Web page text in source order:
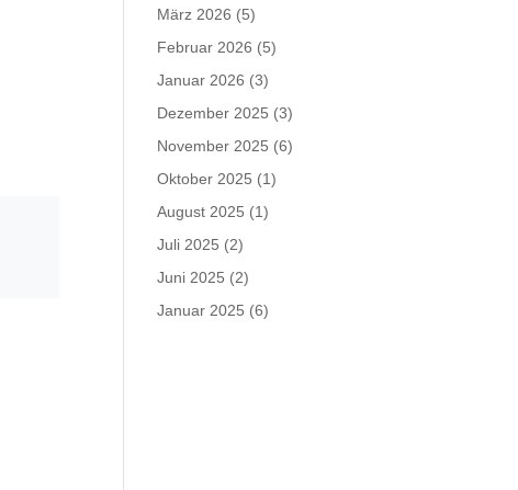
März 2026 (5)
Februar 2026 (5)
Januar 2026 (3)
Dezember 2025 (3)
November 2025 (6)
Oktober 2025 (1)
August 2025 (1)
Juli 2025 (2)
Juni 2025 (2)
Januar 2025 (6)